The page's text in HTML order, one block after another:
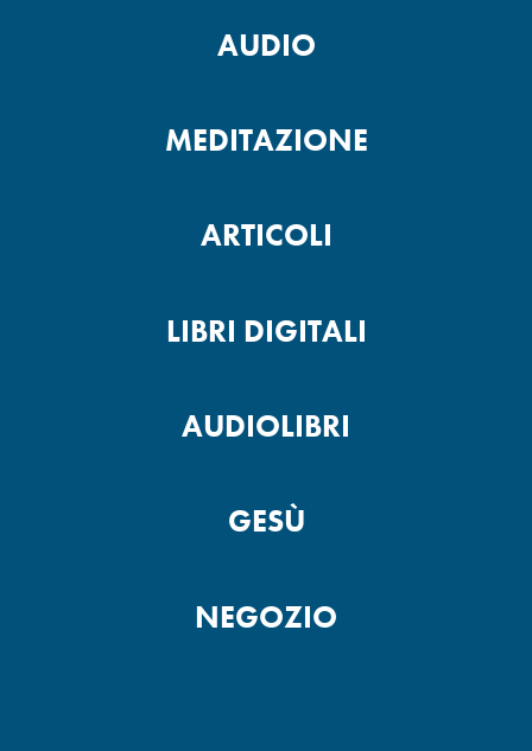
AUDIO
MEDITAZIONE
ARTICOLI
LIBRI DIGITALI
AUDIOLIBRI
GESÙ
NEGOZIO